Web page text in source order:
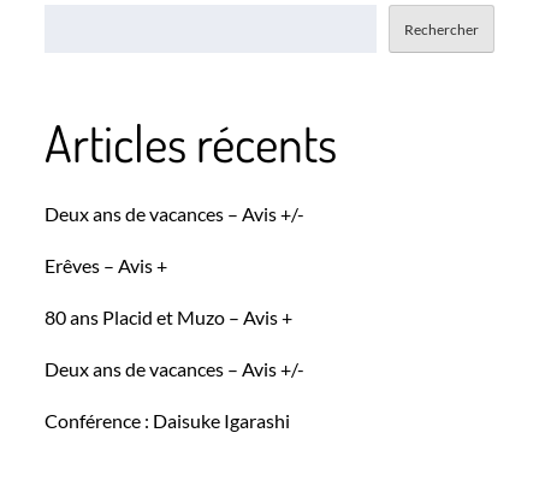
Rechercher
Articles récents
Deux ans de vacances – Avis +/-
Erêves – Avis +
80 ans Placid et Muzo – Avis +
Deux ans de vacances – Avis +/-
Conférence : Daisuke Igarashi